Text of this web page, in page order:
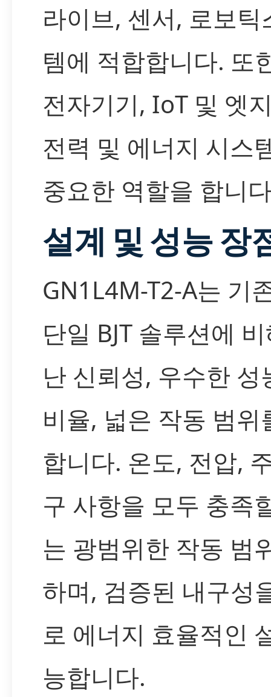
라이브, 센서, 로보틱
템에 적합합니다. 또
전자기기, IoT 및 엣
전력 및 에너지 시스
중요한 역할을 합니
설계 및 성능 장
GN1L4M-T2-A는 기
단일 BJT 솔루션에
난 신뢰성, 우수한 성
비율, 넓은 작동 범위
합니다. 온도, 전압,
구 사항을 모두 충족
는 광범위한 작동 범
하며, 검증된 내구성
로 에너지 효율적인
능합니다.